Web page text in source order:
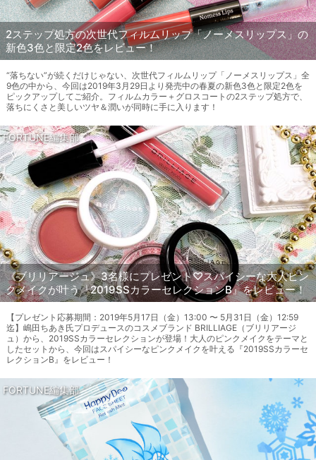
2ステップ処方の次世代フィルムリップ「ノーメスリップス」の
新色3色と限定2色をレビュー！
“落ちない”が続くだけじゃない、次世代フィルムリップ「ノーメスリップス」全
9色の中から、今回は2019年3月29日より発売中の春夏の新色3色と限定2色を
ピックアップしてご紹介。フィルムカラー＋グロスコートの2ステップ処方で、
落ちにくさと美しいツヤ＆潤いが同時に手に入ります！
FORTUNE編集部
《ブリリアージュ》3名様にプレゼント♡スパイシーな大人ピン
クメイクが叶う『2019SSカラーセレクションB』をレビュー！
【プレゼント応募期間：2019年5月17日（金）13:00 〜 5月31日（金）12:59
迄】嶋田ちあき氏プロデュースのコスメブランド BRILLIAGE（ブリリアージ
ュ）から、2019SSカラーセレクションが登場！大人のピンクメイクをテーマと
したセットから、今回はスパイシーなピンクメイクを叶える『2019SSカラーセ
レクションB』をレビュー！
FORTUNE編集部